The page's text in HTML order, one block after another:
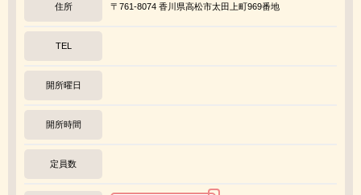
住所 〒761-8074 香川県高松市太田上町969番地
TEL
開所曜日
開所時間
定員数